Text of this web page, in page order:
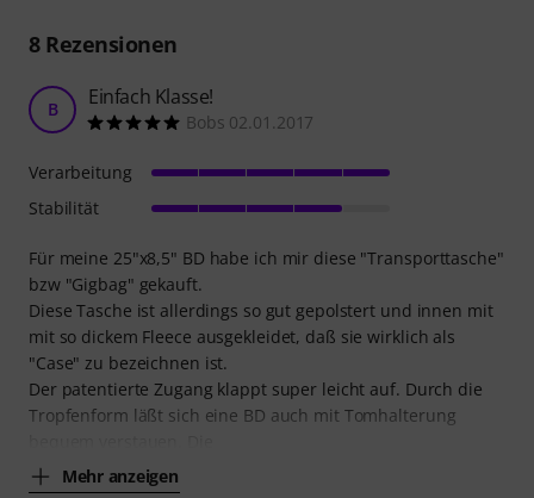
8Rezensionen
B Einfach Klasse!
Bobs 02.01.2017
Für meine 25"x8,5" BD habe ich mir diese "Transporttasche"
bzw "Gigbag" gekauft.
Diese Tasche ist allerdings so gut gepolstert und innen mit
mit so dickem Fleece ausgekleidet, daß sie wirklich als
"Case" zu bezeichnen ist.
Der patentierte Zugang klappt super leicht auf. Durch die
Tropfenform läßt sich eine BD auch mit Tomhalterung
Mehr anzeigen
Verarbeitung
Stabilität